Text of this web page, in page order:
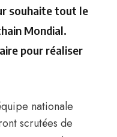
souhaite tout le
Mondial.
pour réaliser
nationale
scrutées de